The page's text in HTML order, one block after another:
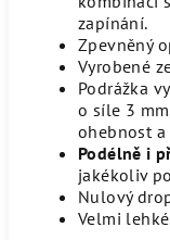
zapínání.
Zpevněný
Vyrobené
Podrážka
o síle 3
ohebnost
Podélně i
jakékoliv
Nulový
Velmi